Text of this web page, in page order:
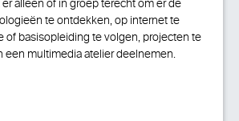
alleen of in groep terecht om er de
te ontdekken, op internet te
of basisopleiding te volgen, projecten te
een multimedia atelier deelnemen.